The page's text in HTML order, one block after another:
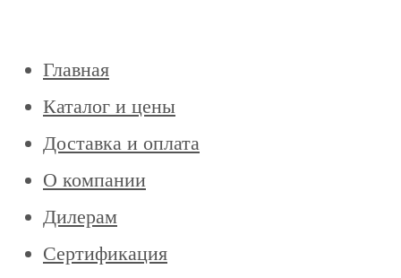
Главная
Каталог и цены
Доставка и оплата
О компании
Дилерам
Сертификация